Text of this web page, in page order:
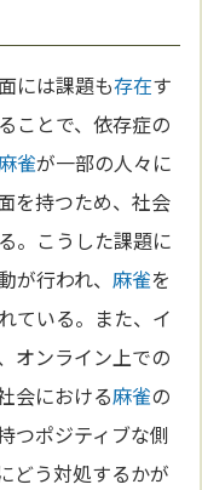
には課題も存在す
ことで、依存症の
雀が一部の人々に
を持つため、社会
。こうした課題に
が行われ、麻雀を
ている。また、イ
オンライン上での
会における麻雀の
つポジティブな側
どう対処するかが